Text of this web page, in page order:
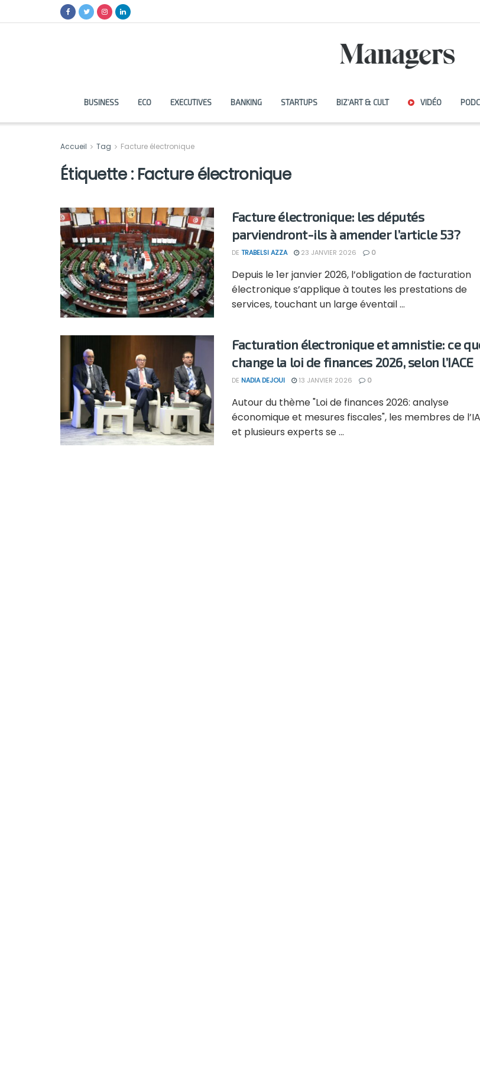
BUSINESS ECO EXECUTIVES BANKING STARTUPS BIZ’ART & CULT VIDÉO
Accueil Tag Facture électronique
Étiquette : Facture électronique
Facture électronique: les députés
parviendront-ils à amender l’article 53?
DE TRABELSI AZZA 23 JANVIER 2026 0
Depuis le 1er janvier 2026, l’obligation de facturation
électronique s’applique à toutes les prestations de
services, touchant un large éventail ...
Facturation électronique et amnistie: ce
change la loi de finances 2026, selon l’IACE
DE NADIA DEJOUI 13 JANVIER 2026 0
Autour du thème "Loi de finances 2026: analyse
économique et mesures fiscales", les membres de
et plusieurs experts se ...